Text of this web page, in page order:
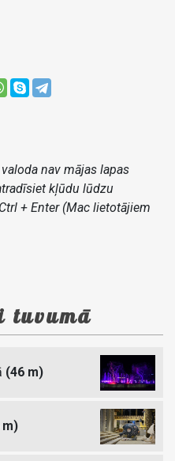
nav mājas lapas
kļūdu lūdzu
+ Enter (Mac lietotājiem
tuvumā
(46 m)
m)